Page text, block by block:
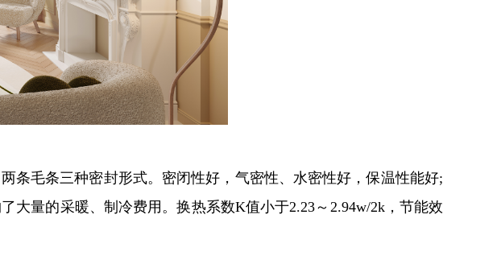
条毛条三种密封形式。密闭性好，气密性、水密性好，保温性能好;
大量的采暖、制冷费用。换热系数K值小于2.23～2.94w/2k，节能效